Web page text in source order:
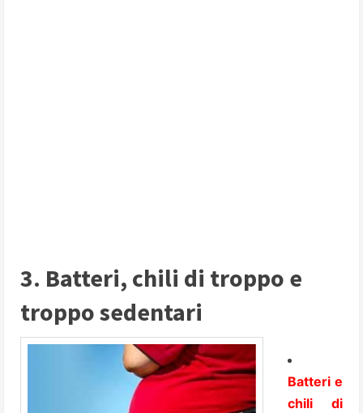
3. Batteri, chili di troppo e
troppo sedentari
Batteri e
chili di